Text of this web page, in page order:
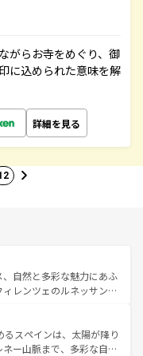
がらお寺をめぐり、御
に込められた意味を解
詳細を見る
自然と多彩な魅力にあふ
レンツェのルネッサンス
景やアマルフィ海岸の絶
観光の合間には、本場の
ア料理を堪能することも
スペインは、太陽が降り
ー山脈まで、多彩な自然